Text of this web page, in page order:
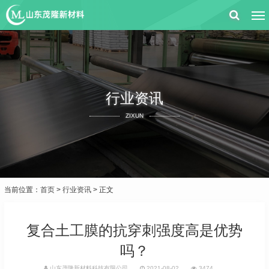
行业资讯
ZIXUN
当前位置： 首页 > 行业资讯 > 正文
复合土工膜的抗穿刺强度高是优势
吗？